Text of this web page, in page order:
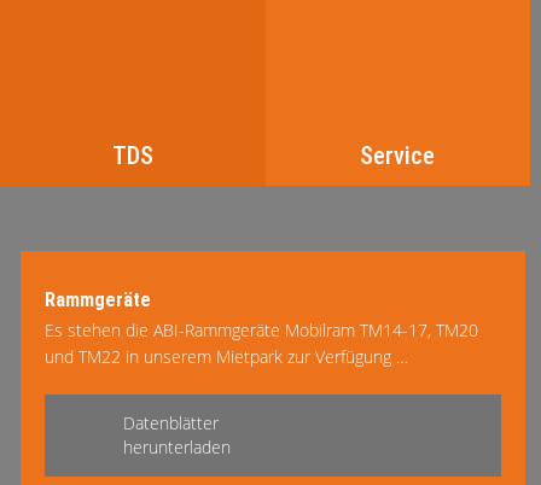
TDS Service
Rammgeräte
Es stehen die ABI-Rammgeräte Mobilram TM14-17, TM20
und TM22 in unserem Mietpark zur Verfügung …
mehr lesen
Datenblätter
herunterladen